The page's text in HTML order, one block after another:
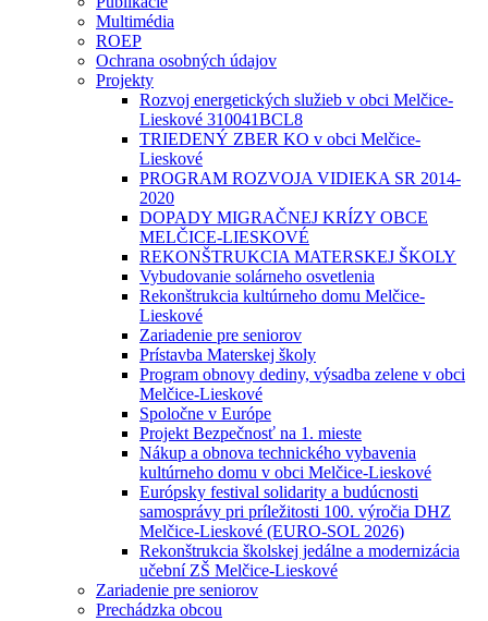
Multimédia
ROEP
Ochrana osobných údajov
Projekty
Rozvoj energetických služieb v obci Melčice-
Lieskové 310041BCL8
TRIEDENÝ ZBER KO v obci Melčice-
Lieskové
PROGRAM ROZVOJA VIDIEKA SR 2014-
2020
DOPADY MIGRAČNEJ KRÍZY OBCE
MELČICE-LIESKOVÉ
REKONŠTRUKCIA MATERSKEJ ŠKOLY
Vybudovanie solárneho osvetlenia
Rekonštrukcia kultúrneho domu Melčice-
Lieskové
Zariadenie pre seniorov
Prístavba Materskej školy
Program obnovy dediny, výsadba zelene v obci
Melčice-Lieskové
Spoločne v Európe
Projekt Bezpečnosť na 1. mieste
Nákup a obnova technického vybavenia
kultúrneho domu v obci Melčice-Lieskové
Európsky festival solidarity a budúcnosti
samosprávy pri príležitosti 100. výročia DHZ
Melčice-Lieskové (EURO-SOL 2026)
Rekonštrukcia školskej jedálne a modernizácia
učební ZŠ Melčice-Lieskové
Zariadenie pre seniorov
Prechádzka obcou